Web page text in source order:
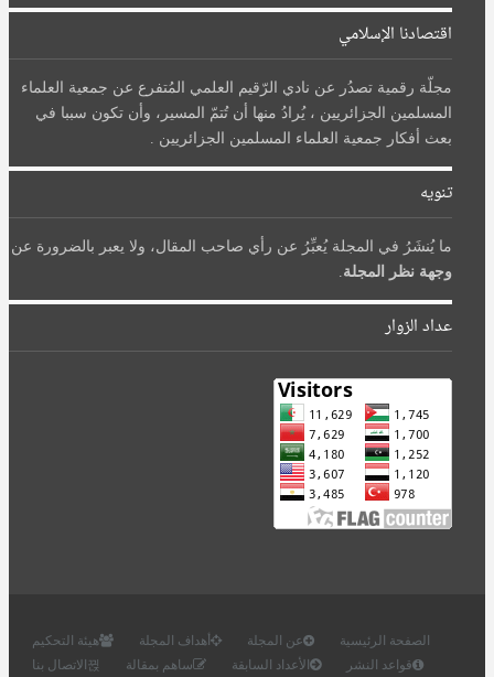
اقتصادنا الإسلامي
مجلّة رقمية تصدُر عن نادي الرّقيم العلمي المُتفرع عن جمعية العلماء
المسلمين الجزائريين ، يُرادُ منها أن تُتمّ المسير، وأن تكون سببا في
بعث أفكار جمعية العلماء المسلمين الجزائريين .
تنويه
ما يُنشَرُ في المجلة يُعبِّرُ عن رأي صاحب المقال، ولا يعبر بالضرورة عن
وجهة نظر المجلة
عداد الزوار
الصفحة الرئيسية عن المجلة أهداف المجلة
هيئة التحكيم
قواعد النشر
الأعداد السابقة ساهم بمقالة الاتصال بنا